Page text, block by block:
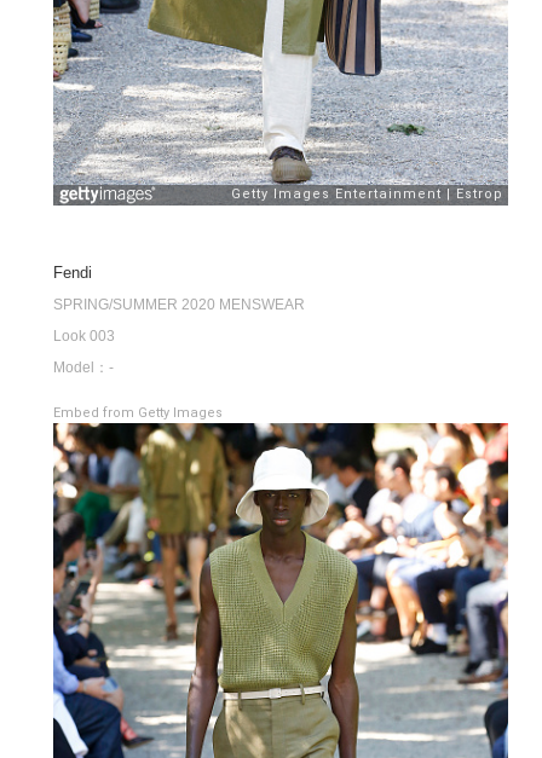
Fendi
SPRING/SUMMER 2020 MENSWEAR
Look 003
Model：-
Embed from Getty Images